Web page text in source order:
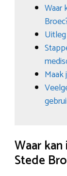
Waar
Maak
Waar
Stede